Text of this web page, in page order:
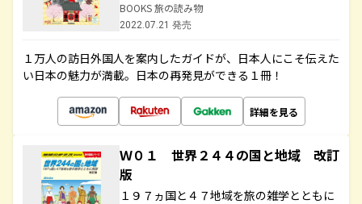
BOOKS 旅の読み物
2022.07.21 発売
１万人の訪日外国人を案内したガイドが、日本人にこそ伝えた
い日本の魅力が満載。日本の再発見ができる１冊！
詳細を見る
Ｗ０１ 世界２４４の国と地域 改訂
版
１９７ヵ国と４７地域を旅の雑学とともに